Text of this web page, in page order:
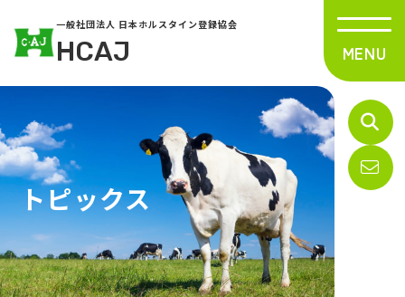
一般社団法人 日本ホルスタイン登録協会
HCAJ
トピックス